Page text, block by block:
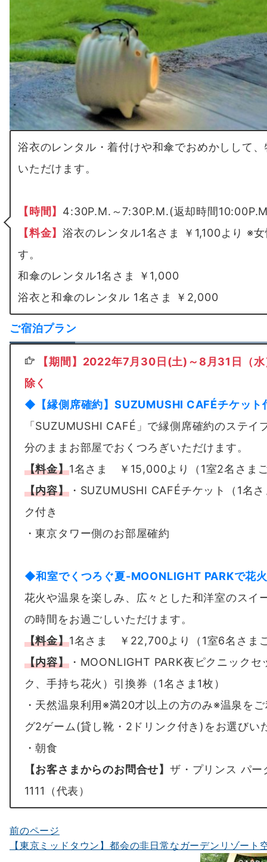
浴衣のレンタル・着付けや和傘でおめかしして
いただけます。
【時間 】 4:30P.M.～7:30P.M.(返却時間
【料金】浴衣のレンタル1名さま ￥1,100より ※
す。
和傘のレンタル1名さま ￥1,000
浴衣と和傘のレンタル 1名さま ￥2,000
ご宿泊プラン
【期間】2022年7月30日(土)～8月31日
除く
◆【縁側席確約】SUZUMUSHI CAFÉチケット
「SUZUMUSHI CAFÉ」で縁側席確約のステ
分のままお部屋でおくつろぎいただけます。
【料金】1名さま ￥15,000より（1室2名さま
【内容】・SUZUMUSHI CAFÉチケット（1名
ク付き
・東京タワー側のお部屋確約
◆和室でくつろぐ夏-MOONLIGHT PARKで花
花火や温泉を楽しみ、広々とした和洋室のスイ
の時間をお過ごしいただけます。
【料金】1名さま ￥22,700より（1室6名さま
【内容】・MOONLIGHT PARK夜ピクニック
ク、手持ち花火）引換券（1名さま1枚）
・天然温泉利用※満20才以上の方のみ※温泉を
グ2ゲーム(貸し靴・2ドリンク付き)をお選びい
・朝食
【お客さまからのお問合せ】 ザ・プリンス パ
1111（代表）
投
稿
前のページ
【東京ミッドタウン】都会の非日常なガーデンリゾー